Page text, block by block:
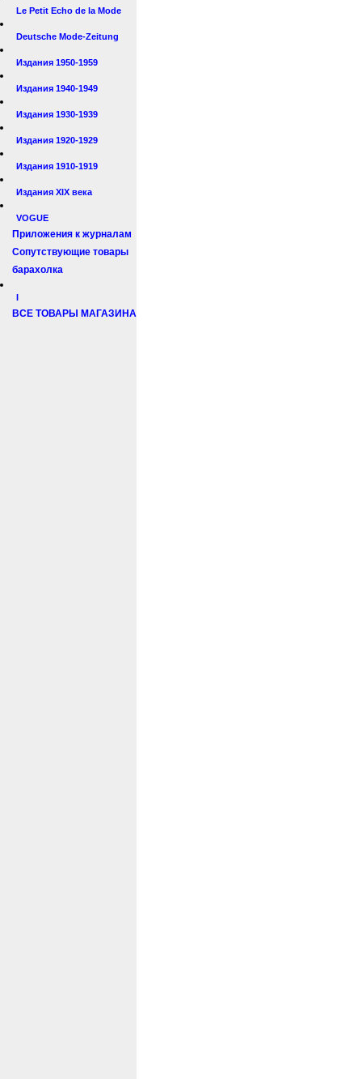
Le Petit Echo de la Mode
Deutsche Mode-Zeitung
Издания 1950-1959
Издания 1940-1949
Издания 1930-1939
Издания 1920-1929
Издания 1910-1919
Издания XIX века
VOGUE
Приложения к журналам
Сопутствующие товары
барахолка
I
ВСЕ ТОВАРЫ МАГАЗИНА